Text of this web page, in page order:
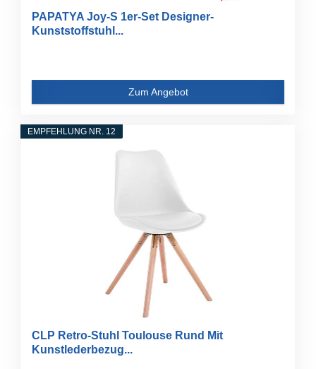
PAPATYA Joy-S 1er-Set Designer-
Kunststoffstuhl...
Zum Angebot
EMPFEHLUNG NR. 12
CLP Retro-Stuhl Toulouse Rund Mit
Kunstlederbezug...